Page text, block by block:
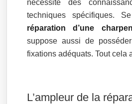
nécessite des
techniques spécifiques.
réparation d’une
suppose aussi de
fixations adéquats. Tout cela
L’ampleur de la